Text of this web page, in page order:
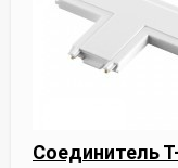
Соединитель